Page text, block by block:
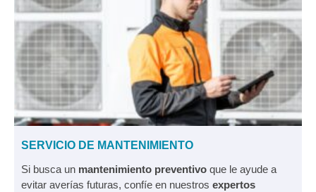
SERVICIO DE MANTENIMIENTO
Si busca un mantenimiento preventivo que le ayude a
evitar averías futuras, confíe en nuestros expertos